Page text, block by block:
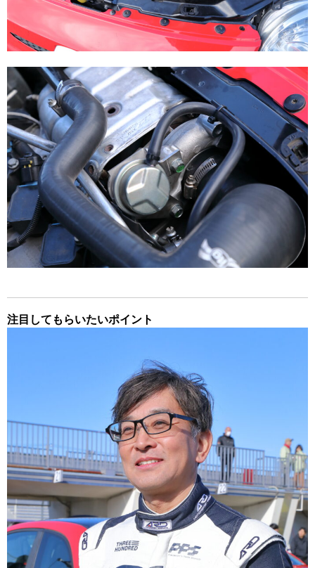
注目してもらいたいポイント